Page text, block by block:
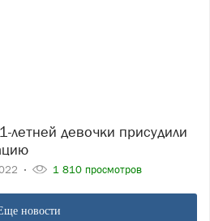
1 810 просмотров
новости